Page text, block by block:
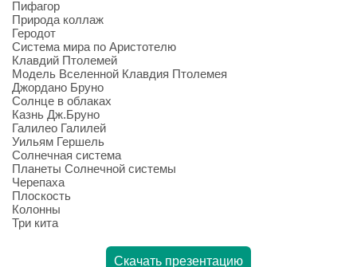
Пифагор
Природа коллаж
Геродот
Система мира по Аристотелю
Клавдий Птолемей
Модель Вселенной Клавдия Птолемея
Джордано Бруно
Солнце в облаках
Казнь Дж.Бруно
Галилео Галилей
Уильям Гершель
Солнечная система
Планеты Солнечной системы
Черепаха
Плоскость
Колонны
Три кита
Скачать презентацию